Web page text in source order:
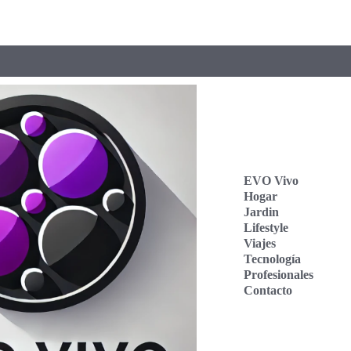
EVO Vivo
Hogar
Jardin
Lifestyle
Viajes
Tecnología
Profesionales
Contacto